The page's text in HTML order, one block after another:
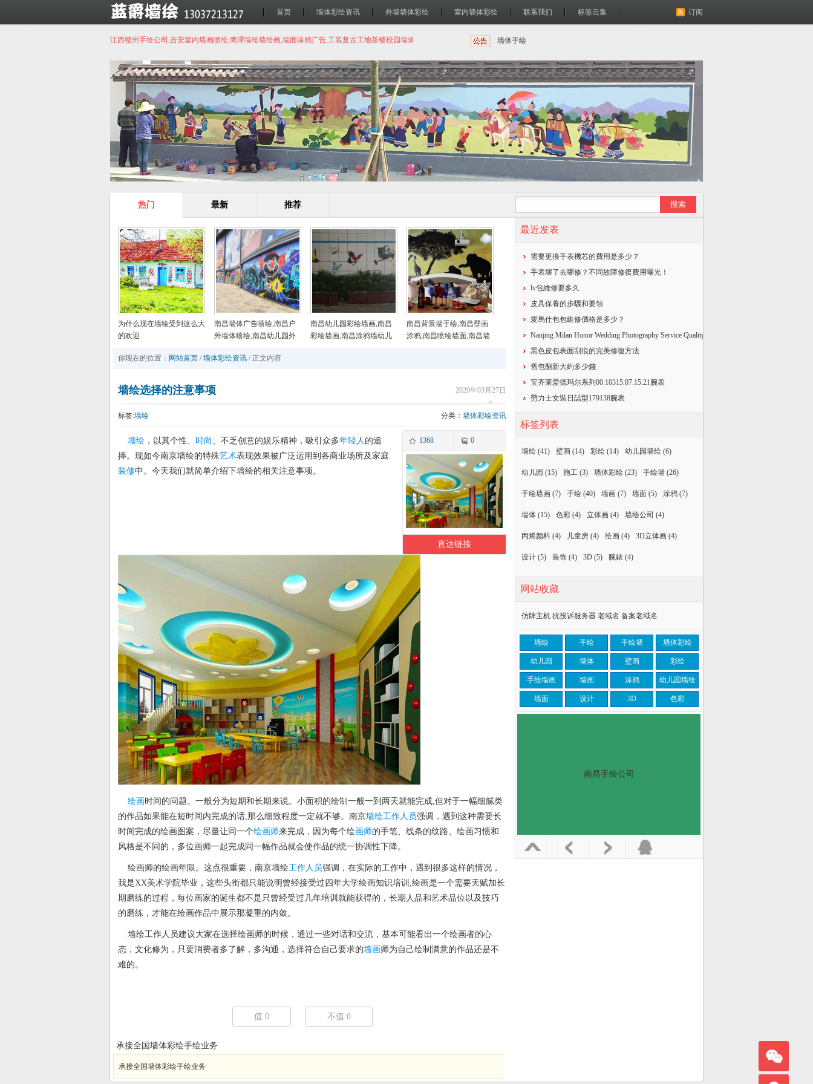
订阅
首页 墙体彩绘资讯 外墙墙体彩绘 室内墙体彩绘 联系我们 标签云集
墙体彩绘
江西赣州手绘公司,吉安室内墙画喷绘,鹰潭墙绘墙绘画,墙面涂鸦广告,工装复古工地茶楼校园墙体绘画
热门 最新 推荐
为什么现在墙绘受到这么大
的欢迎
南昌墙体广告喷绘,南昌户
外墙体喷绘,南昌幼儿园外
手绘
南昌幼儿园彩绘墙画,南昌
彩绘墙画,南昌涂鸦墙幼儿
南昌背景墙手绘,南昌壁画
涂鸦,南昌喷绘墙面,南昌墙
你现在的位置： 网站首页 /墙体彩绘资讯 / 正文内容
2020年03月27日
墙绘选择的注意事项
分类： 墙体彩绘资讯
标签:墙绘
1368 0
直达链接
墙绘 ，以其个性、 时尚 、不乏创意的娱乐精神，吸引众多年轻人 的追
捧。现如今南京墙绘的特殊艺术表现效果被广泛运用到各商业场所及家庭
装修中。今天我们就简单介绍下墙绘的相关注意事项。
绘画时间的问题。一般分为短期和长期来说。小面积的绘制一般一到两天就能完成,但对于一幅细腻类
的作品如果能在短时间内完成的话,那么细致程度一定就不够。南京墙绘工作人员强调，遇到这种需要长
时间完成的绘画图案，尽量让同一个绘画师来完成，因为每个绘画师的手笔、线条的纹路、绘画习惯和
风格是不同的，多位画师一起完成同一幅作品就会使作品的统一协调性下降。
绘画师的绘画年限。这点很重要，南京墙绘工作人员强调，在实际的工作中，遇到很多这样的情况，
我是XX美术学院毕业，这些头衔都只能说明曾经接受过四年大学绘画知识培训,绘画是一个需要天赋加长
期磨练的过程，每位画家的诞生都不是只曾经受过几年培训就能获得的，长期人品和艺术品位以及技巧
的磨练，才能在绘画作品中展示那凝重的内敛。
墙绘工作人员建议大家在选择绘画师的时候，通过一些对话和交流，基本可能看出一个绘画者的心
态，文化修为，只要消费者多了解，多沟通，选择符合自己要求的墙画师为自己绘制满意的作品还是不
难的。
值 0 不值 0
承接全国墙体彩绘手绘业务
承接全国墙体彩绘手绘业务
最近发表
需要更換手表機芯的費用是多少？
​手表壞了去哪修？不同故障修復費用曝光！
​lv包維修要多久
​皮具保養的步驟和要領
​愛馬仕包包維修價格是多少？
Nanjing Milan Honor Wedding Photography Service Quality
黑色皮包表面刮痕的完美修復方法
​舊包翻新大約多少錢
宝齐莱爱德玛尔系列00.10315.07.15.21腕表
勞力士女裝日誌型179138腕表
标签列表
墙绘 (41) 壁画 (14) 彩绘 (14) 幼儿园墙绘 (6)
幼儿园 (15) 施工 (3) 墙体彩绘 (23) 手绘墙 (26)
手绘墙画 (7) 手绘 (40) 墙画 (7) 墙面 (5) 涂鸦 (7)
墙体 (15) 色彩 (4) 立体画 (4) 墙绘公司 (4)
丙烯颜料 (4) 儿童房 (4) 绘画 (4) 3D立体画 (4)
设计 (5) 装饰 (4) 3D (5) 腕錶 (4)
网站收藏
仿牌主机 抗投诉服务器 老域名 备案老域名
墙绘 手绘 手绘墙 墙体彩绘
幼儿园 墙体 壁画 彩绘
手绘墙画 墙画 涂鸦 幼儿园墙绘
墙面 设计 3D 色彩
南昌手绘公司